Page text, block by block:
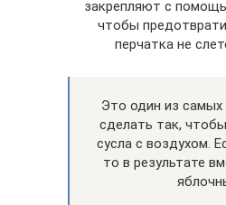
закрепляют с
чтобы
перчатка не
Это один из
сделать так,
сусла с воздухом.
то в результате